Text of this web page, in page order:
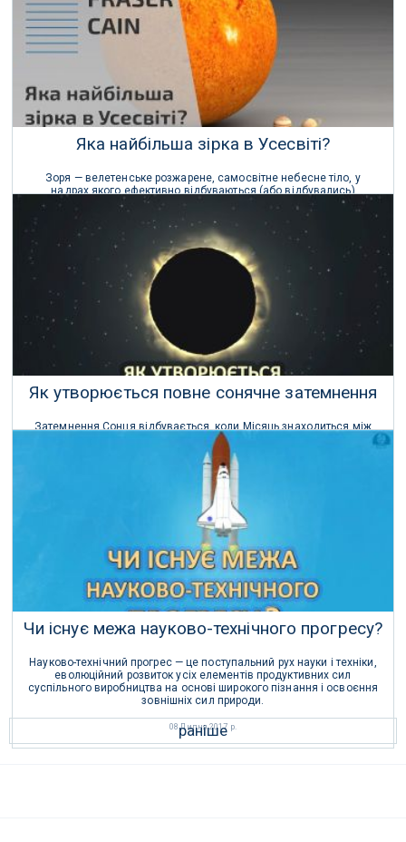
Яка найбільша зірка в Усесвіті?
Зоря — велетенське розжарене, самосвітне небесне тіло, у
надрах якого ефективно відбуваються (або відбувались)
термоядерні реакції.
26 Вересня 2020 р.
Як утворюється повне сонячне затемнення
Затемнення Сонця відбувається, коли Місяць знаходиться між
Сонцем і Землею і тим самим затьмарює сонячне світло.
19 Травня 2020 р.
Чи існує межа науково-технічного прогресу?
Науково-технічний прогрес — це поступальний рух науки і техніки,
еволюційний розвиток усіх елементів продуктивних сил
суспільного виробництва на основі широкого пізнання і освоєння
зовнішніх сил природи.
08 Липня 2017 р.
раніше